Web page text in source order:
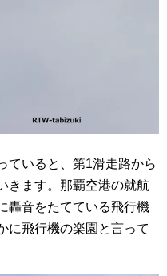
ていると、第1滑走路から
きます。那覇空港の就航
轟音をたてている飛行機
に飛行機の楽園と言って